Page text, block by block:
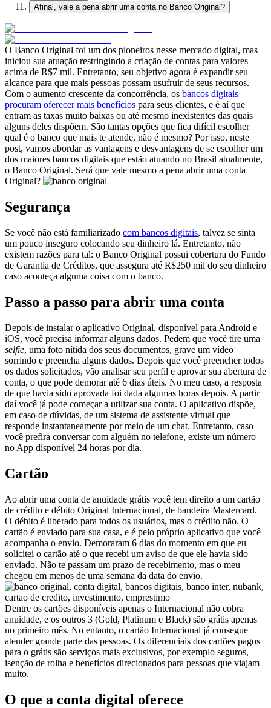
Afinal, vale a pena abrir uma conta no Banco Original?
O Banco Original foi um dos pioneiros nesse mercado digital, mas
iniciou sua atuação restringindo a criação de contas para valores
acima de R$7 mil. Entretanto, seu objetivo agora é expandir seu
alcance para que mais pessoas possam usufruir de seus recursos.
Com o aumento crescente da concorrência, os bancos digitais
procuram oferecer mais benefícios para seus clientes, e é aí que
entram as taxas muito baixas ou até mesmo inexistentes das quais
alguns deles dispõem. São tantas opções que fica difícil escolher
qual é o banco que mais te atende, não é mesmo? Por isso, neste
post, vamos abordar as vantagens e desvantagens de se escolher um
dos maiores bancos digitais que estão atuando no Brasil atualmente,
o Banco Original. Será que vale mesmo a pena abrir uma conta
Original?
Segurança
Se você não está familiarizado com bancos digitais, talvez se sinta
um pouco inseguro colocando seu dinheiro lá. Entretanto, não
existem razões para tal: o Banco Original possui cobertura do Fundo
de Garantia de Créditos, que assegura até R$250 mil do seu dinheiro
caso aconteça alguma coisa com o banco.
Passo a passo para abrir uma conta
Depois de instalar o aplicativo Original, disponível para Android e
iOS, você precisa informar alguns dados. Pedem que você tire uma
selfie, uma foto nítida dos seus documentos, grave um vídeo
sorrindo e preencha alguns dados. Depois que você preencher todos
os dados solicitados, vão analisar seu perfil e aprovar sua abertura de
conta, o que pode demorar até 6 dias úteis. No meu caso, a resposta
de que havia sido aprovada foi dada algumas horas depois. A partir
daí você já pode começar a utilizar sua conta. O aplicativo dispõe,
em caso de dúvidas, de um sistema de assistente virtual que
responde instantaneamente por meio de um chat. Entretanto, caso
você prefira conversar com alguém no telefone, existe um número
no App disponível 24 horas por dia.
Cartão
Ao abrir uma conta de anuidade grátis você tem direito a um cartão
de crédito e débito Original Internacional, de bandeira Mastercard.
O débito é liberado para todos os usuários, mas o crédito não. O
cartão é enviado para sua casa, e é pelo próprio aplicativo que você
acompanha o envio. Demoraram 6 dias do momento em que eu
solicitei o cartão até o que recebi um aviso de que ele havia sido
enviado. Não te passam um prazo de recebimento, mas o meu
chegou em menos de uma semana da data do envio.
Dentre os cartões disponíveis apenas o Internacional não cobra
anuidade, e os outros 3 (Gold, Platinum e Black) são grátis apenas
no primeiro mês. No entanto, o cartão Internacional já consegue
atender grande parte das pessoas. Os diferenciais dos cartões pagos
para o grátis são serviços mais exclusivos, por exemplo seguros,
isenção de rolha e benefícios direcionados para pessoas que viajam
muito.
O que a conta digital oferece